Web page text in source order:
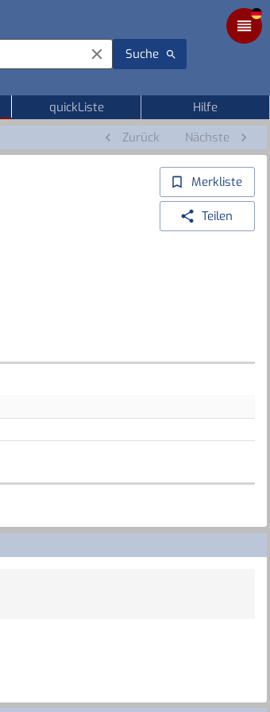
Suche
quickListe
Hilfe
Zurück Nächste
Merkliste
Teilen